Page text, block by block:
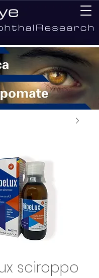
sciroppo